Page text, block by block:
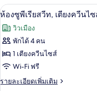
เตียง
ควีน
ไซส์
1
เตียง
และ
กับ
ห้อง
พี
เรีย,
ควีน
ไซส์
เตียง
เปิด
ภาพถ่าย
ทั้งหมด
ของ
ห้อง
ซู
10
ห้องซูพีเรียสวีท, เตียงควีนไ
วิวเมือง
พักได้ 4 คน
1 เตียงควีนไซส์
Wi-Fi ฟรี
รายละเอียดเพิ่มเติม
ราย